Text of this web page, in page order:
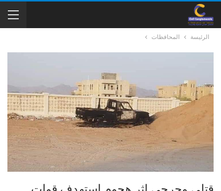
الرئيسة المحافظات